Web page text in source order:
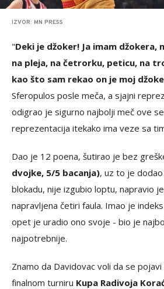
IZVOR: MN PRESS
"Deki je džoker! Ja imam džokera,
na pleja, na četrorku, peticu, na
kao što sam rekao on je moj
Sferopulos posle meča, a sjajni
odigrao je sigurno najbolji meč ove
reprezentacija itekako ima veze sa
Dao je 12 poena, šutirao je bez
dvojke, 5/5 bacanja), uz to je
blokadu, nije izgubio loptu, napravio
napravljena četiri faula. Imao je
opet je uradio ono svoje - bio je
najpotrebnije.
Znamo da Davidovac voli da se
finalnom turniru Kupa Radivoja